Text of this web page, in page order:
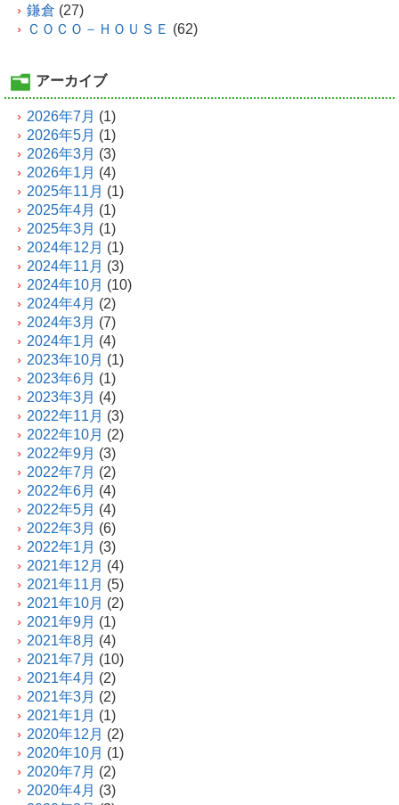
鎌倉 (27)
ＣＯＣＯ－ＨＯＵＳＥ (62)
アーカイブ
2026年7月 (1)
2026年5月 (1)
2026年3月 (3)
2026年1月 (4)
2025年11月 (1)
2025年4月 (1)
2025年3月 (1)
2024年12月 (1)
2024年11月 (3)
2024年10月 (10)
2024年4月 (2)
2024年3月 (7)
2024年1月 (4)
2023年10月 (1)
2023年6月 (1)
2023年3月 (4)
2022年11月 (3)
2022年10月 (2)
2022年9月 (3)
2022年7月 (2)
2022年6月 (4)
2022年5月 (4)
2022年3月 (6)
2022年1月 (3)
2021年12月 (4)
2021年11月 (5)
2021年10月 (2)
2021年9月 (1)
2021年8月 (4)
2021年7月 (10)
2021年4月 (2)
2021年3月 (2)
2021年1月 (1)
2020年12月 (2)
2020年10月 (1)
2020年7月 (2)
2020年4月 (3)